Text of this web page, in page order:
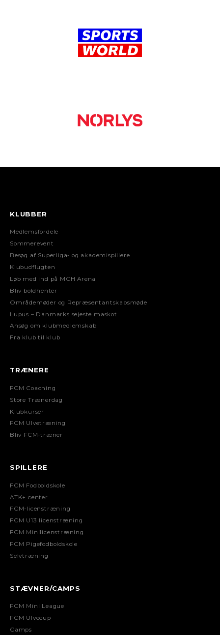
KLUBBER
Medlemsfordele
Sommerevent
Besøg af Superliga- og akademispillere
Klubudflugten
Løb med ind på MCH Arena
Bliv boldhenter
Områdemøder og Repræsentantskabsmøde
Lupus – Danmarks sejeste maskot
Ansøg om klubmedlemskab
Fra klub til klub
TRÆNERE
FCM Coaching
Store Trænerdag
Klubkurser
FCM Ulvetræning
Bliv FCM-træner
SPILLERE
FCM Fodboldskole
ATK+ center
FCM-licenstræning
FCM U13 licenstræning
FCM Minilicenstræning
FCM Pigefodboldskole
Selvtræning
STÆVNER/CAMPS
FCM Mini League
FCM Ulvecup
Camps